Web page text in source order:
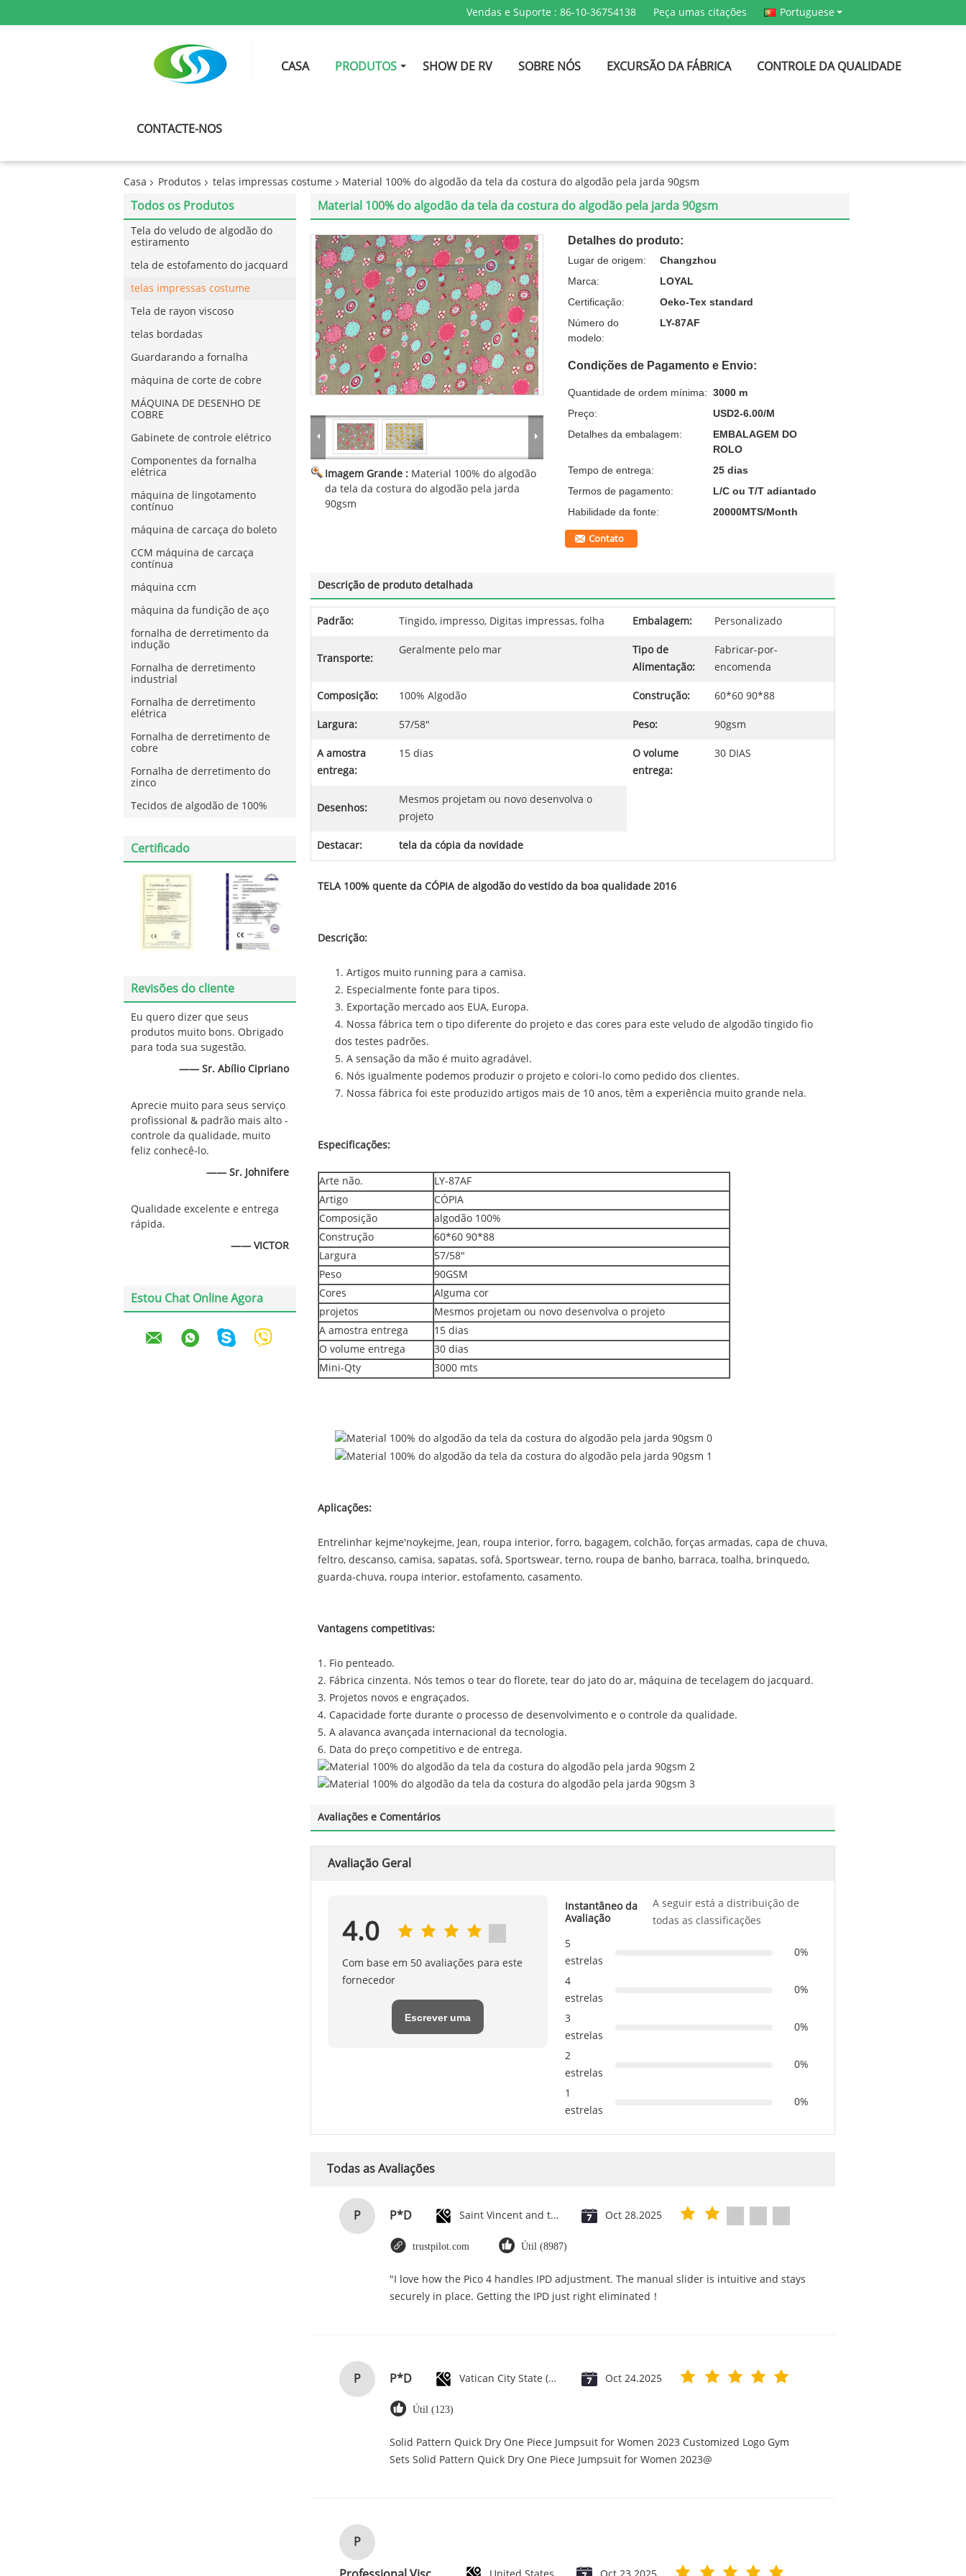
Vendas e Suporte : 86-10-36754138 Peça umas citações Portuguese
CASA PRODUTOS SHOW DE RV SOBRE NÓS EXCURSÃO DA FÁBRICA CONTROLE DA QUALIDADE
CONTACTE-NOS
Casa Produtos telas impressas costume Material 100% do algodão da tela da costura do algodão pela jarda 90gsm
Todos os Produtos
Tela do veludo de algodão do
estiramento
tela de estofamento do jacquard
telas impressas costume
Tela de rayon viscoso
telas bordadas
Guardarando a fornalha
máquina de corte de cobre
MÁQUINA DE DESENHO DE
COBRE
Gabinete de controle elétrico
Componentes da fornalha
elétrica
máquina de lingotamento
contínuo
máquina de carcaça do boleto
CCM máquina de carcaça
contínua
máquina ccm
máquina da fundição de aço
fornalha de derretimento da
indução
Fornalha de derretimento
industrial
Fornalha de derretimento
elétrica
Fornalha de derretimento de
cobre
Fornalha de derretimento do
zinco
Tecidos de algodão de 100%
Certificado
Revisões do cliente
Eu quero dizer que seus
produtos muito bons. Obrigado
para toda sua sugestão.
—— Sr. Abílio Cipriano
Aprecie muito para seus serviço
profissional & padrão mais alto -
controle da qualidade, muito
feliz conhecê-lo.
—— Sr. Johnifere
Qualidade excelente e entrega
rápida.
—— VICTOR
Estou Chat Online Agora
Material 100% do algodão da tela da costura do algodão pela jarda 90gsm
Imagem Grande : Material 100% do algodão
da tela da costura do algodão pela jarda
90gsm
Detalhes do produto:
Lugar de origem:
Changzhou
Marca:
LOYAL
Certificação:
Oeko-Tex standard
Número do
modelo:
LY-87AF
Condições de Pagamento e Envio:
Quantidade de ordem mínima: 3000 m
Preço:
USD2-6.00/M
Detalhes da embalagem:
EMBALAGEM DO
ROLO
Tempo de entrega:
25 dias
Termos de pagamento:
L/C ou T/T adiantado
Habilidade da fonte:
20000MTS/Month
Contato
Descrição de produto detalhada
Padrão: Tingido, impresso, Digitas impressas, folha Embalagem: Personalizado
Transporte:
Geralmente pelo mar
Tipo de
Alimentação:
Fabricar-por-
encomenda
Composição: 100% Algodão Construção: 60*60 90*88
Largura: 57/58" Peso: 90gsm
A amostra
entrega:
15 dias
O volume
entrega:
30 DIAS
Desenhos:
Mesmos projetam ou novo desenvolva o
projeto
Destacar: tela da cópia da novidade
TELA 100% quente da CÓPIA de algodão do vestido da boa qualidade 2016
Descrição:
1. Artigos muito running para a camisa.
2. Especialmente fonte para tipos.
3. Exportação mercado aos EUA, Europa.
4. Nossa fábrica tem o tipo diferente do projeto e das cores para este veludo de algodão tingido fio
dos testes padrões.
5. A sensação da mão é muito agradável.
6. Nós igualmente podemos produzir o projeto e colori-lo como pedido dos clientes.
7. Nossa fábrica foi este produzido artigos mais de 10 anos, têm a experiência muito grande nela.
Especificações:
Arte não.
LY-87AF
Artigo
CÓPIA
Composição
algodão 100%
Construção
60*60 90*88
Largura
57/58"
Peso
90GSM
Cores
Alguma cor
projetos
Mesmos projetam ou novo desenvolva o projeto
A amostra entrega
15 dias
O volume entrega
30 dias
Mini-Qty
3000 mts
Aplicações:
Entrelinhar kejme'noykejme, Jean, roupa interior, forro, bagagem, colchão, forças armadas, capa de chuva,
feltro, descanso, camisa, sapatas, sofá, Sportswear, terno, roupa de banho, barraca, toalha, brinquedo,
guarda-chuva, roupa interior, estofamento, casamento.
Vantagens competitivas:
1. Fio penteado.
2. Fábrica cinzenta. Nós temos o tear do florete, tear do jato do ar, máquina de tecelagem do jacquard.
3. Projetos novos e engraçados.
4. Capacidade forte durante o processo de desenvolvimento e o controle da qualidade.
5. A alavanca avançada internacional da tecnologia.
6. Data do preço competitivo e de entrega.
Avaliações e Comentários
Avaliação Geral
4.0
Com base em 50 avaliações para este
fornecedor
Escrever uma
Instantâneo da
Avaliação
A seguir está a distribuição de
todas as classificações
5
estrelas
0%
4
estrelas
0%
3
estrelas
0%
2
estrelas
0%
1
estrelas
0%
Todas as Avaliações
P P*D Saint Vincent and the Grenadines Oct 28.2025
trustpilot.com Útil (8987)
"I love how the Pico 4 handles IPD adjustment. The manual slider is intuitive and stays
securely in place. Getting the IPD just right eliminated！
P P*D Vatican City State (Holy See) Oct 24.2025
Útil (123)
Solid Pattern Quick Dry One Piece Jumpsuit for Women 2023 Customized Logo Gym
Sets Solid Pattern Quick Dry One Piece Jumpsuit for Women 2023@
P